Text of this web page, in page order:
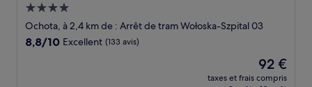
Hébergement
4.0 étoiles
Ochota, à 2,4 km de : Arrêt de tram Wołoska-Szpital 03
8.8
8,8/10 Excellent (133 avis)
Le
nouveau
92 €
taxes et frais compris